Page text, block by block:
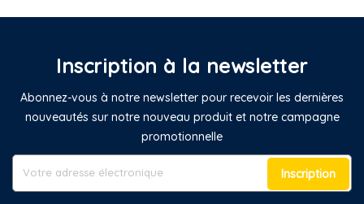
Inscription à la newsletter
Abonnez-vous à notre newsletter pour recevoir les dernières
nouveautés sur notre nouveau produit et notre campagne
promotionnelle
Inscription